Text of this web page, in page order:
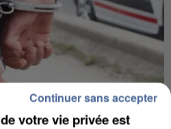
votre vie privée est
Continuer sans accepter